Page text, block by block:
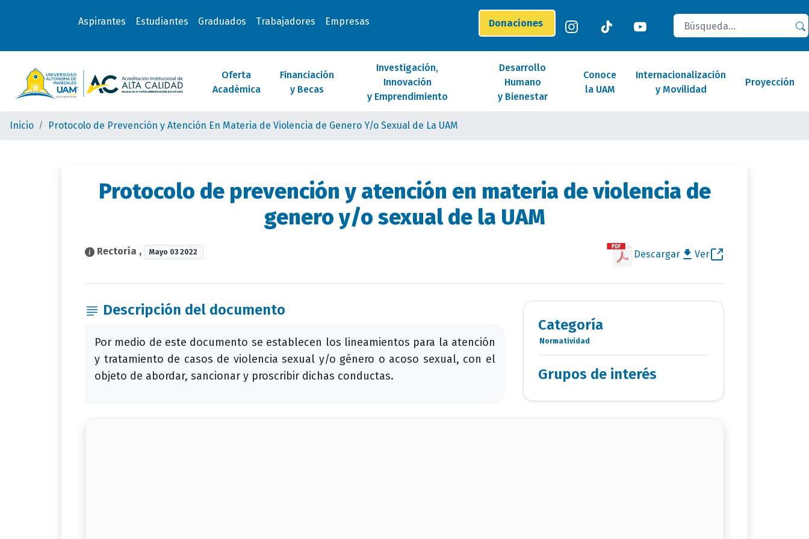
Aspirantes Estudiantes Graduados Trabajadores Empresas Donaciones
Buscar
Oferta
Académica
Financiación
y Becas
Investigación,
Innovación
y Emprendimiento
Desarrollo
Humano
y Bienestar
Conoce
la UAM
Internacionalización
y Movilidad
Proyección
Inicio Protocolo de Prevención y Atención En Materia de Violencia de Genero Y/o Sexual de La UAM
Protocolo de prevención y atención en materia de violencia de
genero y/o sexual de la UAM
Rectoría , Mayo 03 2022 Descargar Ver
Descripción del documento
Por medio de este documento se establecen los lineamientos para la atención
y tratamiento de casos de violencia sexual y/o género o acoso sexual, con el
objeto de abordar, sancionar y proscribir dichas conductas.
Categoría
Categoria
Documentos
Normatividad
Grupos de interés